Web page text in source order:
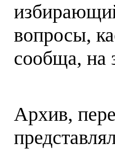
вопросы,
сообща, на
Архив,